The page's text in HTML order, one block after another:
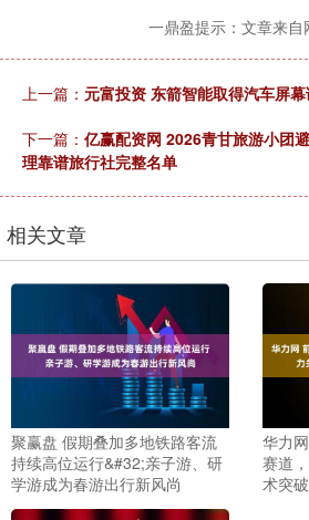
一鼎盈提示：文章来自
上一篇： 元富投资 东箭智能取得汽车屏
下一篇： 亿赢配资网 2026青甘旅游小团
理靠谱旅行社完整名单
相关文章
聚赢盘 假期叠加多地铁路客流
持续高位运行&#32;亲子游、研
学游成为春游出行新风尚
华力
赛道
术突